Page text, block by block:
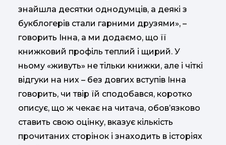
знайшла десятки однодумців, а деякі з
букблогерів стали гарними друзями», –
говорить Інна, а ми додаємо, що її
книжковий профіль теплий і щирий. У
ньому «живуть» не тільки книжки, але і чіткі
відгуки на них – без довгих вступів Інна
говорить, чи твір їй сподобався, коротко
описує, що ж чекає на читача, обов’язково
ставить свою оцінку, вказує кількість
прочитаних сторінок і знаходить в історіях